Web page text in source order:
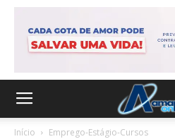
Início Emprego-Estágio-Cursos